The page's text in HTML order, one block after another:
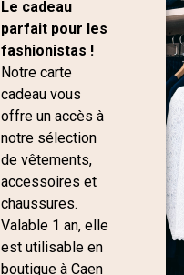
Le cadeau
parfait pour les
fashionistas !
Notre carte
cadeau vous
offre un accès à
notre sélection
de vêtements,
accessoires et
chaussures.
Valable 1 an, elle
est utilisable en
boutique à Caen